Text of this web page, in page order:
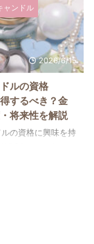
するモールドが異
の種類や注ぐ温
グも変わるため同じ
い通りの仕上がりに
少なくありませ
基本の流れはとて
。ここでは初心者
キャンドルの基本
紹介します。 韓
作り方 韓国キャ
ャンドル
2026/6/15
ルの資格
するべき？金
将来性を解説
の資格に興味を持